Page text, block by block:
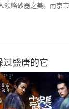
领略砂器之美。南京
过盛唐的它